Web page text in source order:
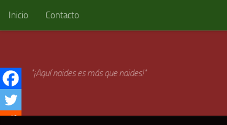
Skip to content
Inicio Contacto
"¡Aquí naides es más que naides!"